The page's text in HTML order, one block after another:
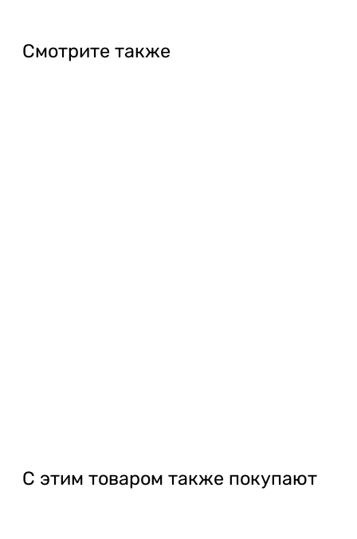
Профильная система: WDS 7-ми камерный,
стеклопакет: два стекла (однокамерный),
Смотрите также
С этим товаром также покупают